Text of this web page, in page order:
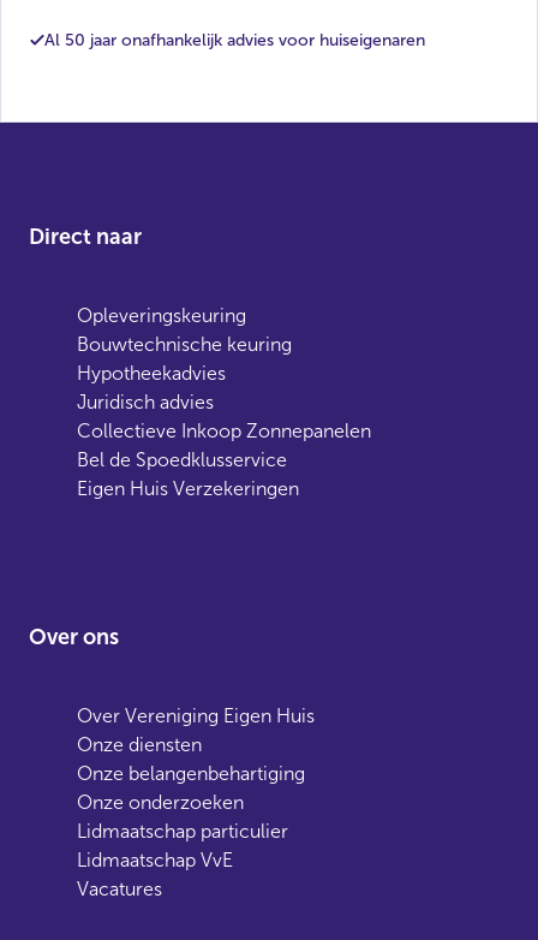
Al 50 jaar onafhankelijk advies voor huiseigenaren
Direct naar
Opleveringskeuring
Bouwtechnische keuring
Hypotheekadvies
Juridisch advies
Collectieve Inkoop Zonnepanelen
Bel de Spoedklusservice
Eigen Huis Verzekeringen
Over ons
Over Vereniging Eigen Huis
Onze diensten
Onze belangenbehartiging
Onze onderzoeken
Lidmaatschap particulier
Lidmaatschap VvE
Vacatures